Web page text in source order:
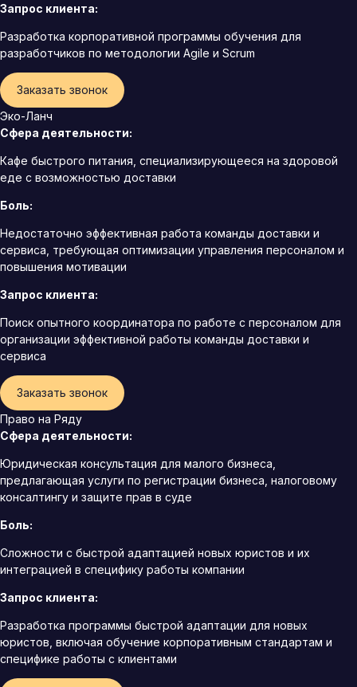
Запрос клиента:
Разработка корпоративной программы обучения для
разработчиков по методологии Agile и Scrum
Заказать звонок
Эко-Ланч
Сфера деятельности:
Кафе быстрого питания, специализирующееся на здоровой
еде с возможностью доставки
Боль:
Недостаточно эффективная работа команды доставки и
сервиса, требующая оптимизации управления персоналом и
повышения мотивации
Запрос клиента:
Поиск опытного координатора по работе с персоналом для
организации эффективной работы команды доставки и
сервиса
Заказать звонок
Право на Ряду
Сфера деятельности:
Юридическая консультация для малого бизнеса,
предлагающая услуги по регистрации бизнеса, налоговому
консалтингу и защите прав в суде
Боль:
Сложности с быстрой адаптацией новых юристов и их
интеграцией в специфику работы компании
Запрос клиента:
Разработка программы быстрой адаптации для новых
юристов, включая обучение корпоративным стандартам и
специфике работы с клиентами